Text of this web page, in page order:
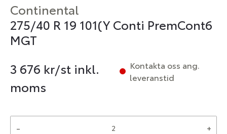
Continental
275/40 R 19 101(Y Conti PremCont6
MGT
3 676 kr/st inkl.
moms
Kontakta oss ang.
leveranstid
- +